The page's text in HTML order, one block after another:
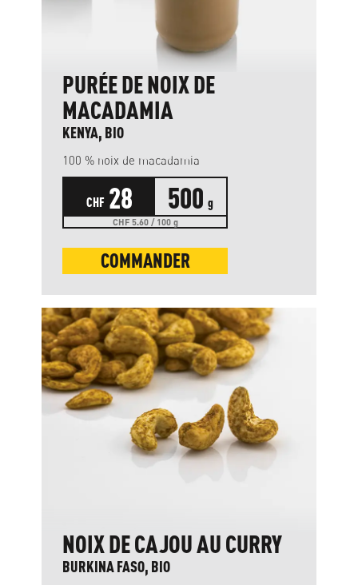
PURÉE DE NOIX DE
MACADAMIA
KENYA, BIO
100 % noix de macadamia
CHF 28 500 g
CHF 5.60 / 100 g
COMMANDER
NOIX DE CAJOU AU CURRY
BURKINA FASO, BIO